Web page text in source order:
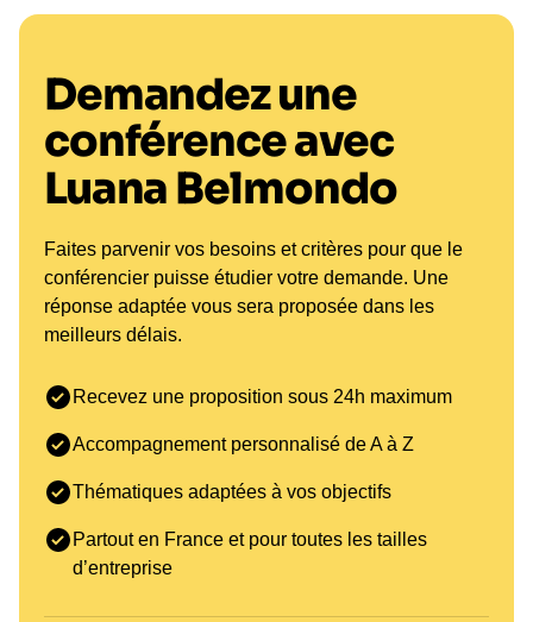
Demandez une
conférence avec
Luana Belmondo
Faites parvenir vos besoins et critères pour que le
conférencier puisse étudier votre demande. Une
réponse adaptée vous sera proposée dans les
meilleurs délais.
Recevez une proposition sous 24h maximum
Accompagnement personnalisé de A à Z
Thématiques adaptées à vos objectifs
Partout en France et pour toutes les tailles
d’entreprise